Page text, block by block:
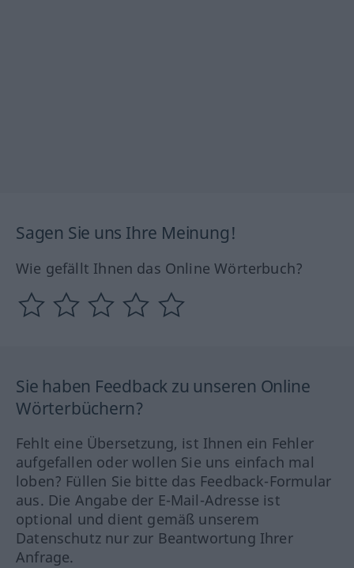
Sagen Sie uns Ihre Meinung!
Wie gefällt Ihnen das Online Wörterbuch?
Sie haben Feedback zu unseren Online
Wörterbüchern?
Fehlt eine Übersetzung, ist Ihnen ein Fehler
aufgefallen oder wollen Sie uns einfach mal
loben? Füllen Sie bitte das Feedback-Formular
aus. Die Angabe der E-Mail-Adresse ist
optional und dient gemäß unserem
Datenschutz nur zur Beantwortung Ihrer
Anfrage.